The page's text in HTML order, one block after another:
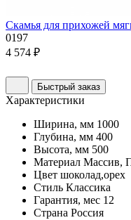
Скамья для прихожей
0197
4 574 ₽
Быстрый заказ
Характеристики
Ширина, мм 1000
Глубина, мм 400
Высота, мм 500
Материал Массив,
Цвет шоколад,орех
Стиль Классика
Гарантия, мес 12
Страна Россия